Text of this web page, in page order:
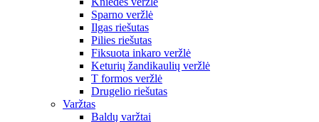
Sparno veržlė
Ilgas riešutas
Pilies riešutas
Fiksuota inkaro veržlė
Keturių žandikaulių veržlė
T formos veržlė
Drugelio riešutas
Varžtas
Baldų varžtai